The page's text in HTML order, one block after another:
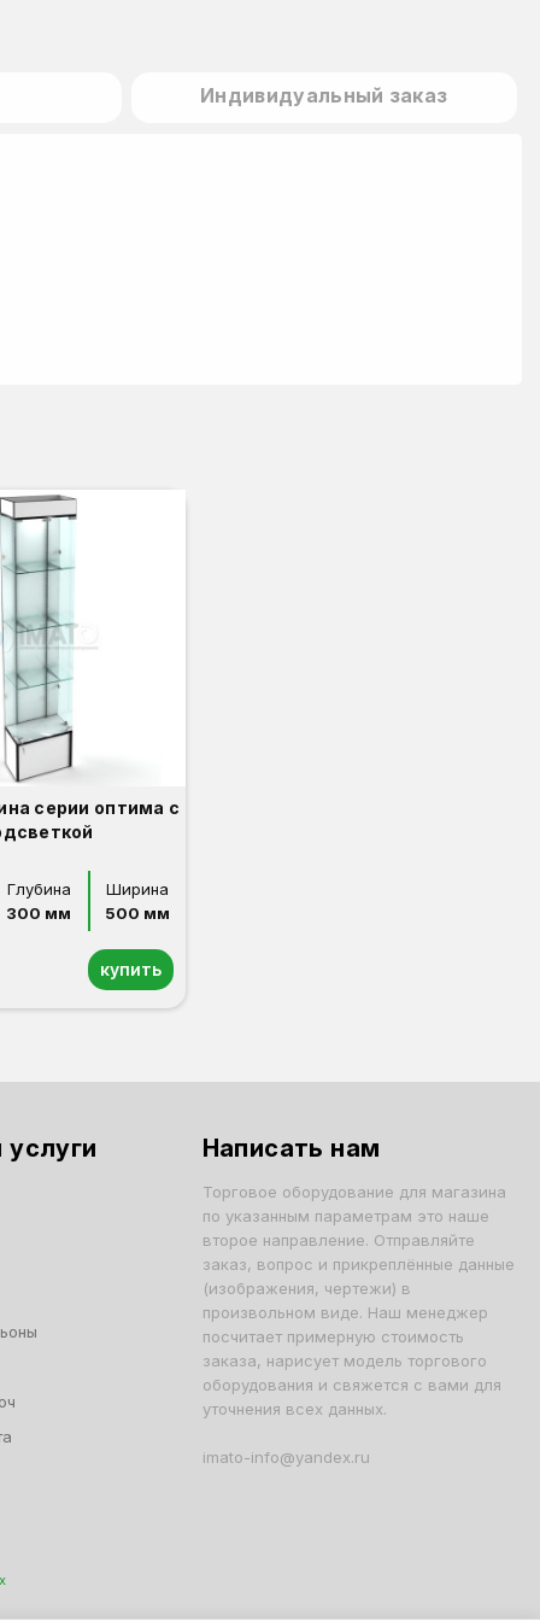
Индивидуальный заказ
серии оптима с
Глубина
300 мм
Ширина
500 мм
купить
услуги Написать нам
Торговое оборудование для магазина
по указанным параметрам это наше
второе направление. Отправляйте
заказ, вопрос и прикреплённые данные
(изображения, чертежи) в
произвольном виде. Наш менеджер
посчитает примерную стоимость
заказа, нарисует модель торгового
оборудования и свяжется с вами для
уточнения всех данных.
imato-info@yandex.ru